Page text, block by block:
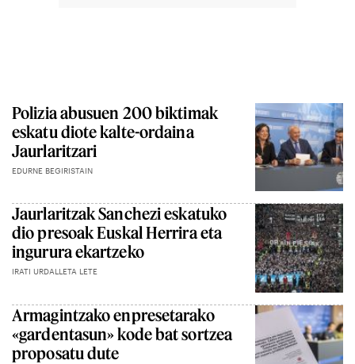
Polizia abusuen 200 biktimak
eskatu diote kalte-ordaina
Jaurlaritzari
EDURNE BEGIRISTAIN
Jaurlaritzak Sanchezi eskatuko
dio presoak Euskal Herrira eta
ingurura ekartzeko
IRATI URDALLETA LETE
Armagintzako enpresetarako
«gardentasun» kode bat sortzea
proposatu dute